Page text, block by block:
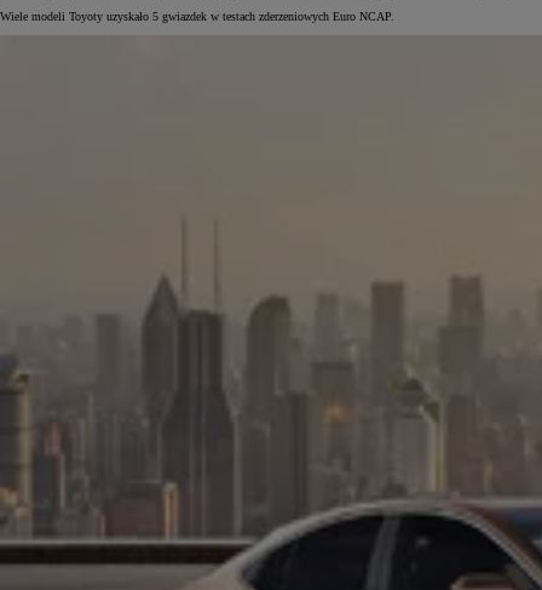
Wiele modeli Toyoty uzyskało 5 gwiazdek w testach zderzeniowych Euro NCAP.